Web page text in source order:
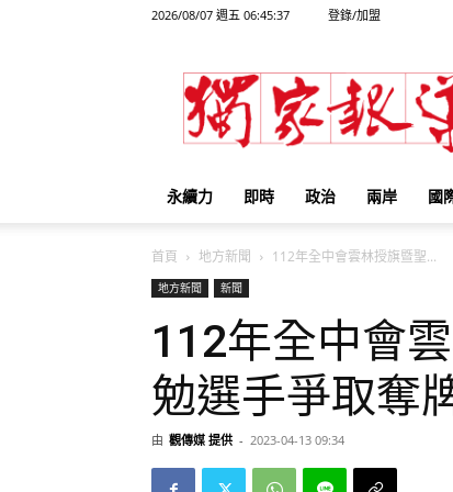
2026/08/07 週五 06:45:37 登錄/加盟
獨
家
報
永續力 即時 政治 兩岸 國
首頁 地方新聞 112年全中會雲林授旗暨聖...
地方新聞 新聞
112年全中會
勉選手爭取奪
由 觀傳媒 提供 - 2023-04-13 09:34